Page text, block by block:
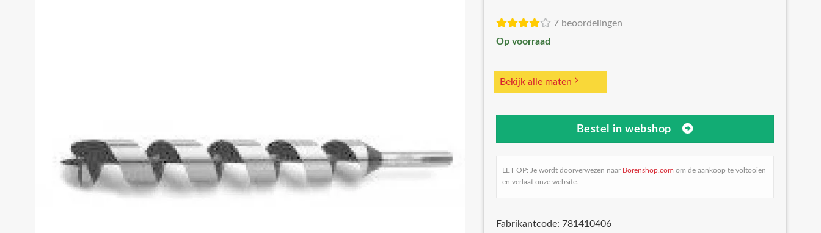
7 beoordelingen
Op voorraad
Bekijk alle maten
Bestel in webshop
LET OP: Je wordt doorverwezen naar Borenshop.com om de aankoop te voltooien
en verlaat onze website.
Fabrikantcode: 781410406